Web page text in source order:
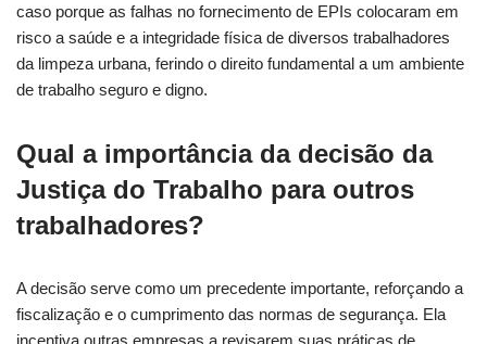
caso porque as falhas no fornecimento de EPIs colocaram em
risco a saúde e a integridade física de diversos trabalhadores
da limpeza urbana, ferindo o direito fundamental a um ambiente
de trabalho seguro e digno.
Qual a importância da decisão da
Justiça do Trabalho para outros
trabalhadores?
A decisão serve como um precedente importante, reforçando a
fiscalização e o cumprimento das normas de segurança. Ela
incentiva outras empresas a revisarem suas práticas de